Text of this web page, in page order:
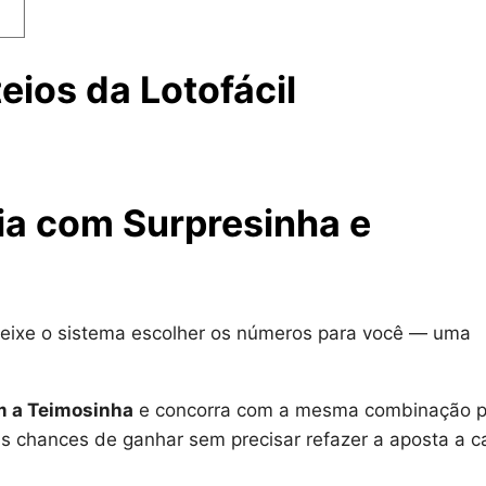
da Lotofácil
com Surpresinha e
o sistema escolher os números para você — uma
a Teimosinha e concorra com a mesma combinação
chances de ganhar sem precisar refazer a aposta a